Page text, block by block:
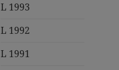
L 1993
L 1992
L 1991